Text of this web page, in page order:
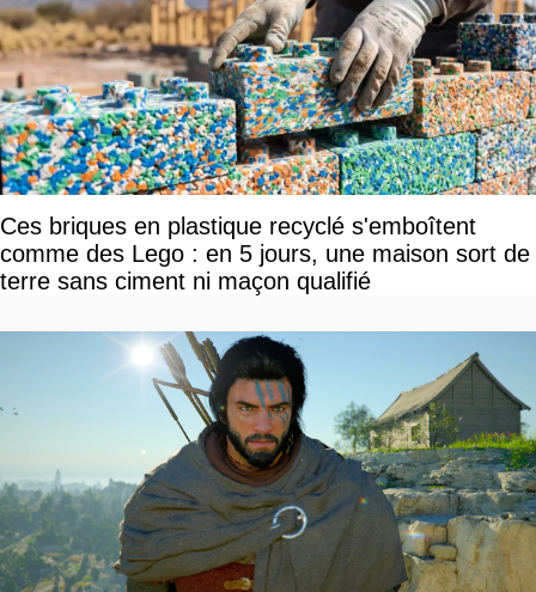
Ces briques en plastique recyclé s'emboîtent
comme des Lego : en 5 jours, une maison sort de
terre sans ciment ni maçon qualifié